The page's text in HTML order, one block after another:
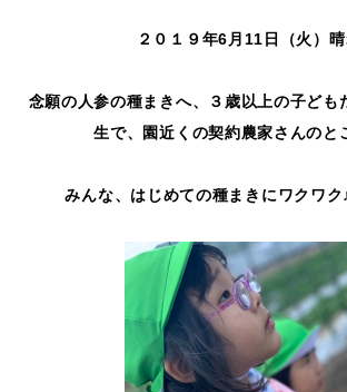
２０１９年6月11日（火）
念願の人参の種まきへ、３歳以上の子ども
生で、園近くの契約農家さんのと
みんな、はじめての種まきにワクワ